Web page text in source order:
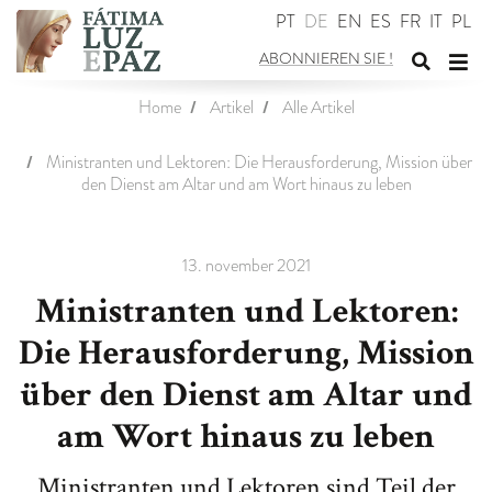
PT DE EN ES FR IT PL
ABONNIEREN SIE !
Home Artikel Alle Artikel
Ministranten und Lektoren: Die Herausforderung, Mission über
den Dienst am Altar und am Wort hinaus zu leben
13. november 2021
Ministranten und Lektoren:
Die Herausforderung, Mission
über den Dienst am Altar und
am Wort hinaus zu leben